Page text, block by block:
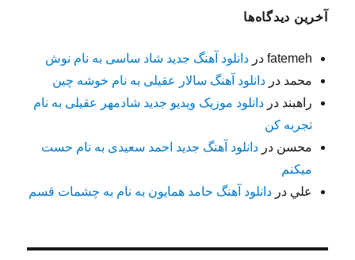
آخرین دیدگاه‌ها
fatemeh دردانلود آهنگ جدید شاد ساسی به نام نوش
محمد دردانلود آهنگ سالار عقیلی به نام خوشه چین
راهبند دردانلود موزیک ویدیو جدید شادمهر عقیلی به نام
تجربه کن
محسن دردانلود آهنگ جدید احمد سعیدی به نام حست
میکنم
علي دردانلود آهنگ حامد همایون به نام به چشمات قسم